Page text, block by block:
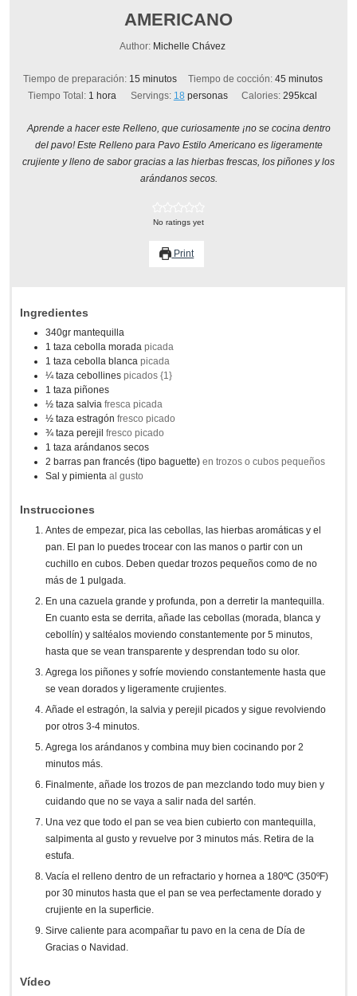
AMERICANO
Author: Michelle Chávez
Tiempo de preparación: 15minutos
minutos Tiempo de cocción: 45 minutos
minutos
Tiempo Total: 1 hora
hora Servings: 18 personas Calories:295 kcal
Aprende a hacer este Relleno, que curiosamente ¡no se cocina dentro
del pavo! Este Relleno para Pavo Estilo Americano es ligeramente
crujiente y lleno de sabor gracias a las hierbas frescas, los piñones y los
arándanos secos.
No ratings yet
Print
Ingredientes
340gr mantequilla
1 taza cebolla morada picada
1 taza cebolla blanca picada
¼ taza cebollines picados {1}
1 taza piñones
½ taza salvia fresca picada
½ taza estragón fresco picado
¾ taza perejil fresco picado
1 taza arándanos secos
2 barras pan francés (tipo baguette) en trozos o cubos pequeños
Sal y pimienta al gusto
Instrucciones
Antes de empezar, pica las cebollas, las hierbas aromáticas y el
pan. El pan lo puedes trocear con las manos o partir con un
cuchillo en cubos. Deben quedar trozos pequeños como de no
más de 1 pulgada.
En una cazuela grande y profunda, pon a derretir la mantequilla.
En cuanto esta se derrita, añade las cebollas (morada, blanca y
cebollín) y saltéalos moviendo constantemente por 5 minutos,
hasta que se vean transparente y desprendan todo su olor.
Agrega los piñones y sofríe moviendo constantemente hasta que
se vean dorados y ligeramente crujientes.
Añade el estragón, la salvia y perejil picados y sigue revolviendo
por otros 3-4 minutos.
Agrega los arándanos y combina muy bien cocinando por 2
minutos más.
Finalmente, añade los trozos de pan mezclando todo muy bien y
cuidando que no se vaya a salir nada del sartén.
Una vez que todo el pan se vea bien cubierto con mantequilla,
salpimenta al gusto y revuelve por 3 minutos más. Retira de la
estufa.
Vacía el relleno dentro de un refractario y hornea a 180ºC (350ºF)
por 30 minutos hasta que el pan se vea perfectamente dorado y
crujiente en la superficie.
Sirve caliente para acompañar tu pavo en la cena de Día de
Gracias o Navidad.
Vídeo